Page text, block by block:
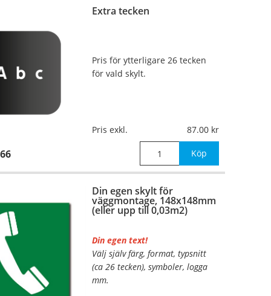
Extra tecken
Pris för ytterligare 26 tecken
för vald skylt.
Pris exkl. 87.00
Köp
Din egen skylt för
väggmontage, 148x148mm
(eller upp till 0,03m2)
Din egen text!
Välj själv färg, format, typsnitt
(ca 26 tecken), symboler, logga
mm.